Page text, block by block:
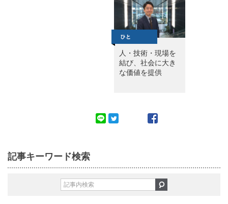
人・技術・現場を
結び、社会に大き
な価値を提供
記事キーワード検索